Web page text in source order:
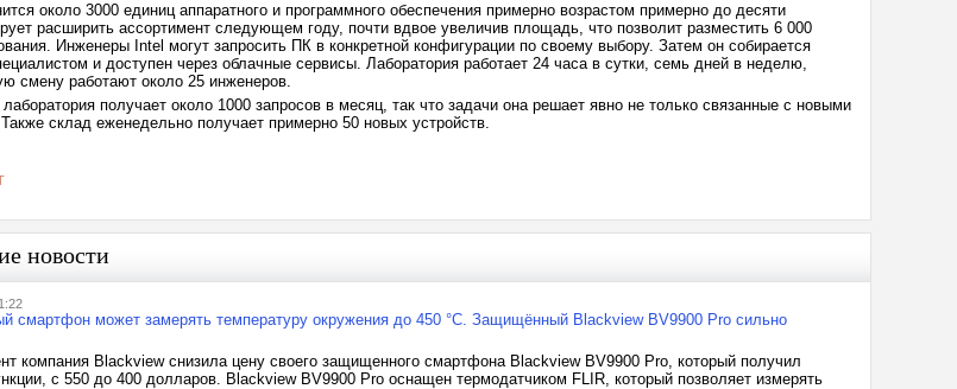
около 3000 единиц аппаратного и программного обеспечения примерно возрастом примерно до десяти
расширить ассортимент следующем году, почти вдвое увеличив площадь, что позволит разместить 6 000
Инженеры Intel могут запросить ПК в конкретной конфигурации по своему выбору. Затем он собирается
и доступен через облачные сервисы. Лаборатория работает 24 часа в сутки, семь дней в неделю,
смену работают около 25 инженеров.
получает около 1000 запросов в месяц, так что задачи она решает явно не только связанные с новыми
склад еженедельно получает примерно 50 новых устройств.
новости
смартфон может замерять температуру окружения до 450 °С. Защищённый Blackview BV9900 Pro сильно
компания Blackview снизила цену своего защищенного смартфона Blackview BV9900 Pro, который получил
с 550 до 400 долларов. Blackview BV9900 Pro оснащен термодатчиком FLIR, который позволяет измерять